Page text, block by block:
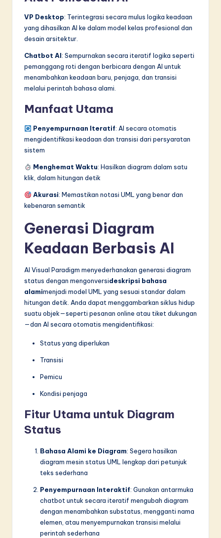
VP Desktop: Terintegrasi secara mulus logika keadaan
yang dihasilkan AI ke dalam model kelas profesional dan
desain arsitektur.
Chatbot AI: Sempurnakan secara iteratif logika seperti
pemanggang roti dengan berbicara dengan AI untuk
menambahkan keadaan baru, penjaga, dan transisi
melalui perintah bahasa alami.
Manfaat Utama
Penyempurnaan Iteratif: AI secara otomatis
mengidentifikasi keadaan dan transisi dari persyaratan
sistem
Menghemat Waktu: Hasilkan diagram dalam satu
klik, dalam hitungan detik
Akurasi: Memastikan notasi UML yang benar dan
kebenaran semantik
Generasi Diagram
Keadaan Berbasis AI
AI Visual Paradigm menyederhanakan generasi diagram
status dengan mengonversideskripsi bahasa
alamimenjadi model UML yang sesuai standar dalam
hitungan detik. Anda dapat menggambarkan siklus hidup
suatu objek—seperti pesanan online atau tiket dukungan
—dan AI secara otomatis mengidentifikasi:
Status yang diperlukan
Transisi
Pemicu
Kondisi penjaga
Fitur Utama untuk Diagram
Status
Bahasa Alami ke Diagram: Segera hasilkan
diagram mesin status UML lengkap dari petunjuk
teks sederhana
Penyempurnaan Interaktif: Gunakan antarmuka
chatbot untuk secara iteratif mengubah diagram
dengan menambahkan substatus, mengganti nama
elemen, atau menyempurnakan transisi melalui
perintah sederhana